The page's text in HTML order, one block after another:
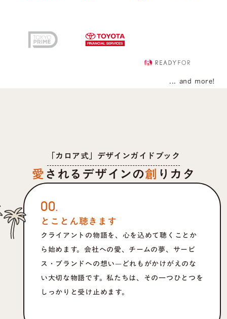
... and more!
「カロア式」デザインガイドブック
愛されるデザインの創りカタ
00.
とことん聴きます
クライアントの物語を、心を込めて聴くことか
ら始めます。会社への愛、チームの夢、サービ
ス・ブランドへの想い—どれもがかけがえのな
い大切な物語です。私たちは、その一つひとつを
しっかりと受け止めます。